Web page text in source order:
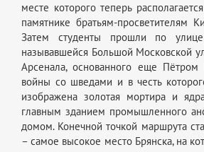
месте которого теперь
памятнике братьям-просветителям
Затем студенты прошли по
называвшейся Большой Московской
Арсенала, основанного еще
войны со шведами и в честь
изображена золотая мортира и
главным зданием промышленного
домом. Конечной точкой маршрута
– самое высокое место Брянска, на